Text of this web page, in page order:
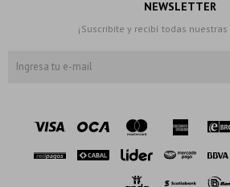
NEWSLETTER
¡Suscribite y recibí todas